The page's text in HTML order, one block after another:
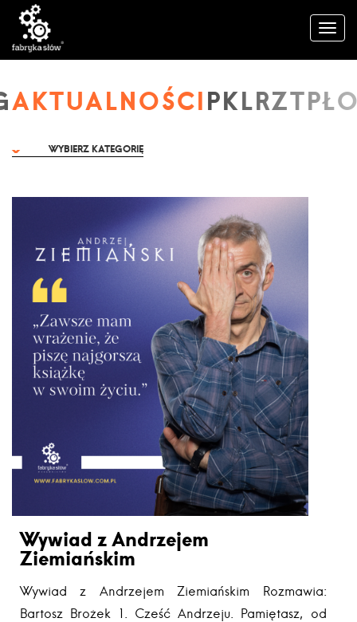
AKTUALNOŚCI
WYBIERZ KATEGORIĘ
Wywiad z Andrzejem
Ziemiańskim
Wywiad z Andrzejem Ziemiańskim Rozmawia:
Bartosz Brożek 1. Cześć Andrzeju. Pamiętasz, od